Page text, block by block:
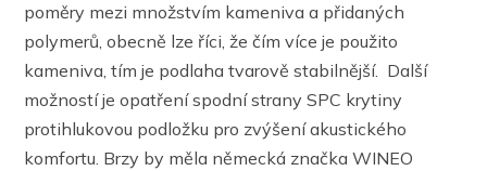
poměry mezi množstvím kameniva a přidaných
polymerů, obecně lze říci, že čím více je použito
kameniva, tím je podlaha tvarově stabilnější. Další
možností je opatření spodní strany SPC krytiny
protihlukovou podložku pro zvýšení akustického
komfortu. Brzy by měla německá značka WINEO